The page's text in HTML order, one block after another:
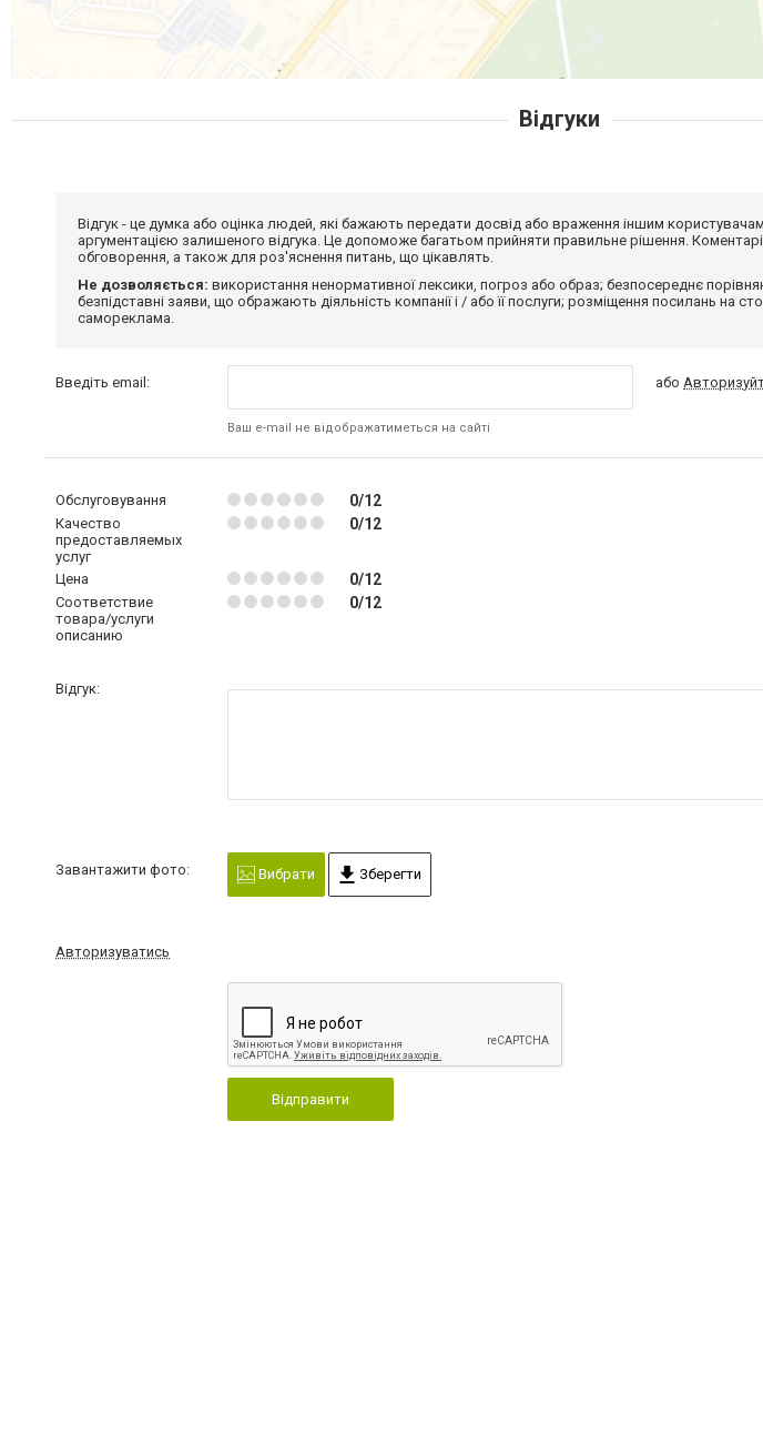
Відгуки
Відгук - це думка або оцінка людей, які бажають передати досвід або враження іншим
аргументацією залишеного відгука. Це допоможе багатьом прийняти правильне рішення. Коментарі
обговорення, а також для роз'яснення питань, що цікавлять.
Не дозволяється: використання ненормативної лексики, погроз або образ; безпосереднє
безпідставні заяви, що ображають діяльність компанії і / або її послуги; розміщення посилань на
самореклама.
Введіть email:
Ваш e-mail не відображатиметься на сайті
або
Обслуговування 0/12
Качество
предоставляемых
услуг
0/12
Цена 0/12
Соответствие
товара/услуги
описанию
0/12
Відгук:
Завантажити фото: Вибрати Зберегти
Авторизуватись
Відправити